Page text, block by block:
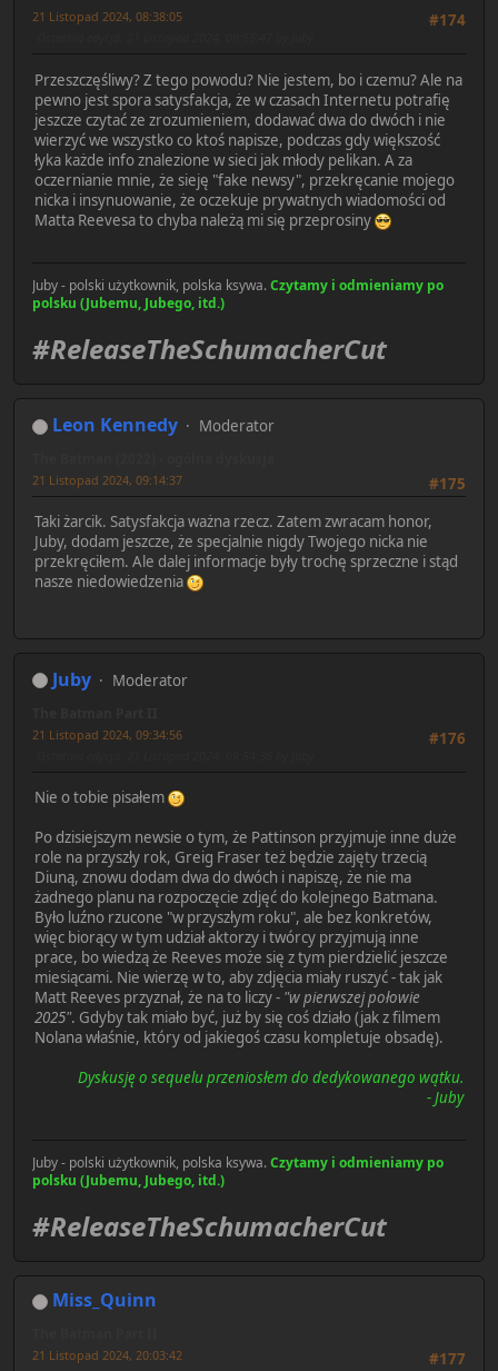
#174
21 Listopad 2024, 08:38:05
Przeszczęśliwy? Z tego powodu? Nie jestem, bo i czemu? Ale na
pewno jest spora satysfakcja, że w czasach Internetu potrafię
jeszcze czytać ze zrozumieniem, dodawać dwa do dwóch i nie
wierzyć we wszystko co ktoś napisze, podczas gdy większość
łyka każde info znalezione w sieci jak młody pelikan. A za
oczernianie mnie, że sieję "fake newsy", przekręcanie mojego
nicka i insynuowanie, że oczekuje prywatnych wiadomości od
Matta Reevesa to chyba należą mi się przeprosiny
Juby - polski użytkownik, polska ksywa.Czytamy i odmieniamy po
polsku (Jubemu, Jubego, itd.)
#ReleaseTheSchumacherCut
Leon Kennedy Moderator
#175
21 Listopad 2024, 09:14:37
Taki żarcik. Satysfakcja ważna rzecz. Zatem zwracam honor,
Juby, dodam jeszcze, że specjalnie nigdy Twojego nicka nie
przekręciłem. Ale dalej informacje były trochę sprzeczne i stąd
nasze niedowiedzenia
Juby Moderator
#176
21 Listopad 2024, 09:34:56
Nie o tobie pisałem
Po dzisiejszym newsie o tym, że Pattinson przyjmuje inne duże
role na przyszły rok, Greig Fraser też będzie zajęty trzecią
Diuną, znowu dodam dwa do dwóch i napiszę, że nie ma
żadnego planu na rozpoczęcie zdjęć do kolejnego Batmana.
Było luźno rzucone "w przyszłym roku", ale bez konkretów,
więc biorący w tym udział aktorzy i twórcy przyjmują inne
prace, bo wiedzą że Reeves może się z tym pierdzielić jeszcze
miesiącami. Nie wierzę w to, aby zdjęcia miały ruszyć - tak jak
Matt Reeves przyznał, że na to liczy - "w pierwszej połowie
2025". Gdyby tak miało być, już by się coś działo (jak z filmem
Nolana właśnie, który od jakiegoś czasu kompletuje obsadę).
Dyskusję o sequelu przeniosłem do dedykowanego wątku.
- Juby
Juby - polski użytkownik, polska ksywa.Czytamy i odmieniamy po
polsku (Jubemu, Jubego, itd.)
#ReleaseTheSchumacherCut
Miss_Quinn
#177
21 Listopad 2024, 20:03:42